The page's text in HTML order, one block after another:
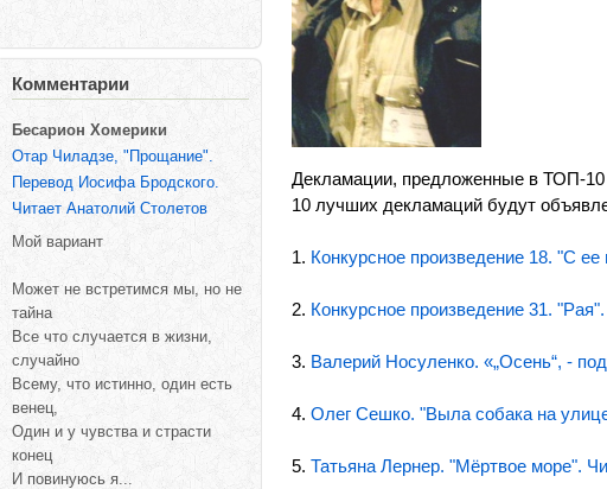
Комментарии
Бесарион Хомерики
Отар Чиладзе, "Прощание".
Перевод Иосифа Бродского.
Читает Анатолий Столетов
Мой вариант
Может не встретимся мы, но не
тайна
Все что случается в жизни,
случайно
Всему, что истинно, один есть
венец,
Один и у чувства и страсти
конец
И повинуюсь я...
Декламации, предложенные в ТОП-
10 лучших декламаций будут
1. Конкурсное произведение 18. "С
2. Конкурсное произведение 31.
3. Валерий Носуленко. «„Осень“, -
4. Олег Сешко. "Выла собака на
5. Татьяна Лернер. "Мёртвое море".